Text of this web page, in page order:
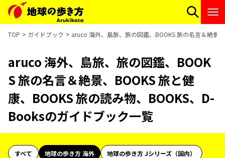
TOP ガイドブック aruco 海外、島旅、旅の図鑑、BOOKS 旅の名言＆絶景
aruco 海外、島旅、旅の図鑑、BOOK
S 旅の名言＆絶景、BOOKS 旅と健
康、BOOKS 旅の読み物、BOOKS、D-
Booksのガイドブック一覧
すべて 地球の歩き方 海外
地球の歩き方 Jシリーズ（国内）